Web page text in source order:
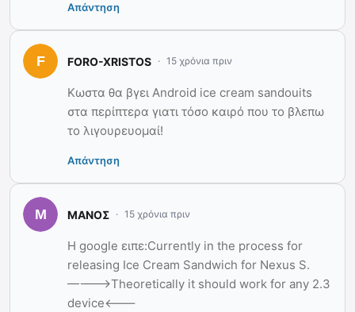
Απάντηση
FORO-XRISTOS 15 χρόνια πριν
Κωστα θα βγει Android ice cream sandouits
στα περίπτερα γιατι τόσο καιρό που το βλεπω
το λιγουρευομαί!
Απάντηση
ΜΑΝΟΣ 15 χρόνια πριν
Η google ειπε:Currently in the process for
releasing Ice Cream Sandwich for Nexus S.
———->Theoretically it should work for any 2.3
device<———